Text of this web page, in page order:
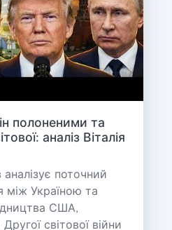
полоненими та
аналіз Віталія
аналізує поточний
між Україною та
США,
світової війни